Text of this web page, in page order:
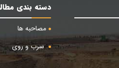
دسته بندی
مصاحبه ها
سرب و روی